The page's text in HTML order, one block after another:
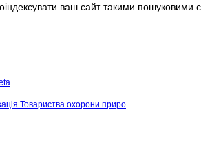
ваш сайт такими пошуковими
Товариства охорони приро